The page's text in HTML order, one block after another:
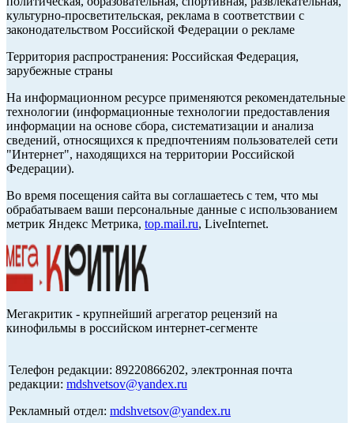
культурно-просветительская, реклама в соответствии с
законодательством Российской Федерации о рекламе
Территория распространения: Российская Федерация,
зарубежные страны
На информационном ресурсе применяются рекомендательные
технологии (информационные технологии предоставления
информации на основе сбора, систематизации и анализа
сведений, относящихся к предпочтениям пользователей сети
"Интернет", находящихся на территории Российской
Федерации).
Во время посещения сайта вы соглашаетесь с тем, что мы
обрабатываем ваши персональные данные с использованием
метрик Яндекс Метрика, top.mail.ru, LiveInternet.
Мегакритик - крупнейший агрегатор рецензий на
кинофильмы в российском интернет-сегменте
Телефон редакции: 89220866202, электронная почта
редакции: mdshvetsov@yandex.ru
Рекламный отдел: mdshvetsov@yandex.ru